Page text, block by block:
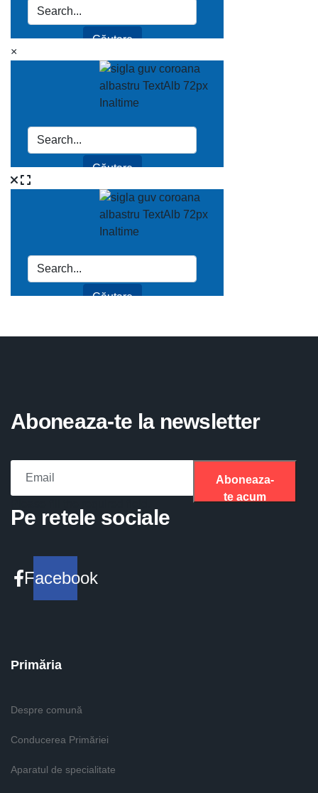
×
Aboneaza-te la newsletter
Aboneaza-
te acum
Pe retele sociale
Facebook
Primăria
Despre comună
Conducerea Primăriei
Aparatul de specialitate